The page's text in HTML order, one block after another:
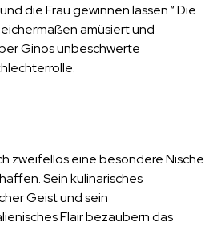
die Frau gewinnen lassen.“ Die
amüsiert und
Ginos unbeschwerte
zweifellos eine besondere Nische
Sein kulinarisches
Geist und sein
Flair bezaubern das